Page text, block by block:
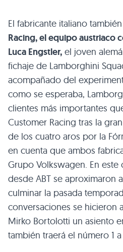
El fabricante italiano
Racing, el equipo austriaco
Luca Engstler, el joven
fichaje de Lamborghini
acompañado del
como se esperaba,
clientes más importantes
Customer Racing tras la
de los cuatro aros por la
en cuenta que ambos
Grupo Volkswagen. En
desde ABT se aproximaron
culminar la pasada
conversaciones se hicieron
Mirko Bortolotti un asiento
también traerá el número 1